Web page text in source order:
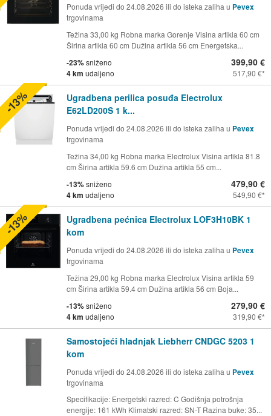
Ponuda vrijedi do 24.08.2026 ili do isteka zaliha u Pevex
trgovinama
Težina 33,00 kg Robna marka Gorenje Visina artikla 60 cm
Širina artikla 60 cm Dužina artikla 56 cm Energetska...
-23%sniženo
4 km udaljeno
399,90 €
517,90 €
Ugradbena perilica posuđa Electrolux
E62LD200S 1 k...
Ponuda vrijedi do 24.08.2026 ili do isteka zaliha u Pevex
trgovinama
Težina 34,00 kg Robna marka Electrolux Visina artikla 81.8
cm Širina artikla 59.6 cm Dužina artikla 55 cm...
-13%sniženo
4 km udaljeno
479,90 €
549,90 €
-13%
Ugradbena pećnica Electrolux LOF3H10BK 1
kom
Ponuda vrijedi do 24.08.2026 ili do isteka zaliha u Pevex
trgovinama
Težina 29,00 kg Robna marka Electrolux Visina artikla 59
cm Širina artikla 59.4 cm Dužina artikla 56 cm Boja...
-13%sniženo
4 km udaljeno
279,90 €
319,90 €
-13%
Samostojeći hladnjak Liebherr CNDGC 5203 1
kom
Ponuda vrijedi do 24.08.2026 ili do isteka zaliha u Pevex
trgovinama
Specifikacije: Energetski razred: C Godišnja potrošnja
energije: 161 kWh Klimatski razred: SN-T Razina buke: 35...